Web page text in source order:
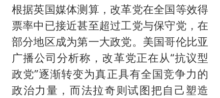
根据英国媒体测算，改革党在全国等效得
票率中已接近甚至超过工党与保守党，在
部分地区成为第一大政党。美国哥伦比亚
广播公司分析称，改革党正在从“抗议型
政党”逐渐转变为真正具有全国竞争力的
政治力量，而法拉奇则试图把自己塑造